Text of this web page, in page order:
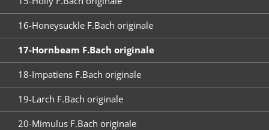
16-Honeysuckle F.Bach originale
17-Hornbeam F.Bach originale
18-Impatiens F.Bach originale
19-Larch F.Bach originale
20-Mimulus F.Bach originale